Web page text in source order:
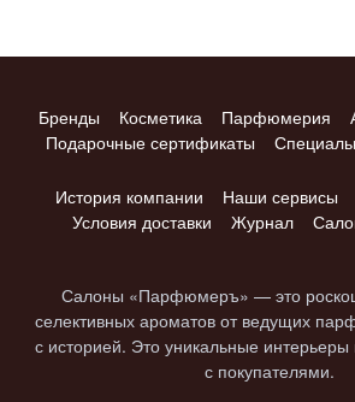
Бренды Косметика Парфюмерия
Подарочные сертификаты
История компании Наши сервисы
Условия доставки
Журнал
Салоны «Парфюмеръ» — это
селективных ароматов от ведущих
с историей. Это уникальные
с покупателями.